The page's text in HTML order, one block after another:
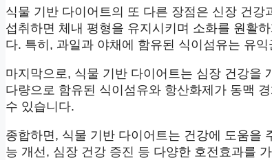
식물 기반 다이어트의 또 다른 장점은 신장 건
섭취하면 체내 평형을 유지시키며 소화를 원활
다. 특히, 과일과 야채에 함유된 식이섬유는 유
마지막으로, 식물 기반 다이어트는 심장 건강을
다량으로 함유된 식이섬유와 항산화제가 동맥
수 있습니다.
종합하면, 식물 기반 다이어트는 건강에 도움을
능 개선, 심장 건강 증진 등 다양한 호전효과를